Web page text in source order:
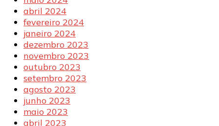
abril 2024
fevereiro 2024
janeiro 2024
dezembro 2023
novembro 2023
outubro 2023
setembro 2023
agosto 2023
junho 2023
maio 2023
abril 2023